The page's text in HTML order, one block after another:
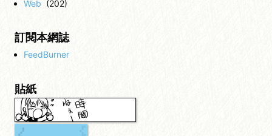
Web (202)
訂閱本網誌
FeedBurner
貼紙